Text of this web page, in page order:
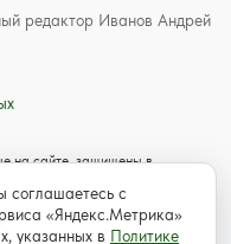
редактор Иванов Андрей
на сайте, защищены в
об авторском
фото, аудио и
с обязательной
детей старше 16 лет.
соглашаетесь с
«Яндекс.Метрика»
указанных в Политике